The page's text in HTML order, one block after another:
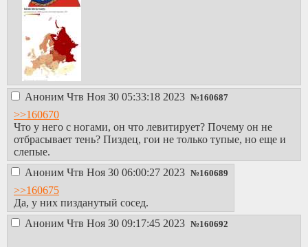
Аноним Чтв Ноя 30 05:33:18 2023 №160687
>>160670
Что у него с ногами, он что левитирует? Почему он не
отбрасывает тень? Пиздец, гои не только тупые, но еще и
слепые.
Аноним Чтв Ноя 30 06:00:27 2023 №160689
>>160675
Да, у них пизданутый сосед.
Аноним Чтв Ноя 30 09:17:45 2023 №160692